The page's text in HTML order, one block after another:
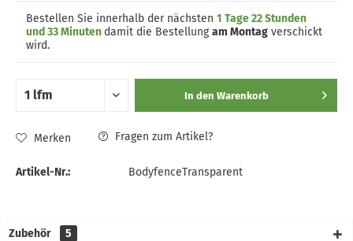
Bestellen Sie innerhalb der nächsten 1 Tage 22 Stunden
und 33 Minuten damit die Bestellungam Montag verschickt
wird.
In den Warenkorb
Merken Fragen zum Artikel?
Artikel-Nr.: BodyfenceTransparent
Zubehör 5